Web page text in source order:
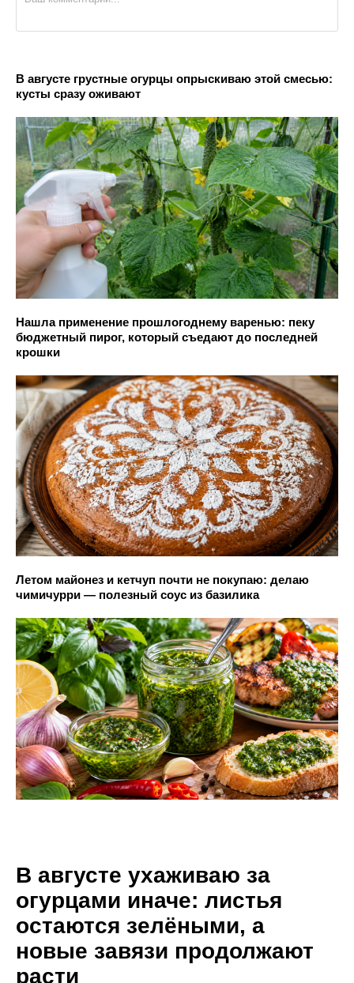
В августе грустные огурцы опрыскиваю этой смесью:
кусты сразу оживают
Нашла применение прошлогоднему варенью: пеку
бюджетный пирог, который съедают до последней
крошки
Летом майонез и кетчуп почти не покупаю: делаю
чимичурри — полезный соус из базилика
В августе ухаживаю за
огурцами иначе: листья
остаются зелёными, а
новые завязи продолжают
расти